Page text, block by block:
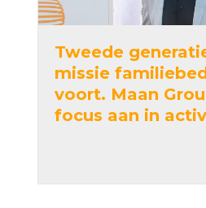
Tweede
missie
voort. Maan
focus aan in